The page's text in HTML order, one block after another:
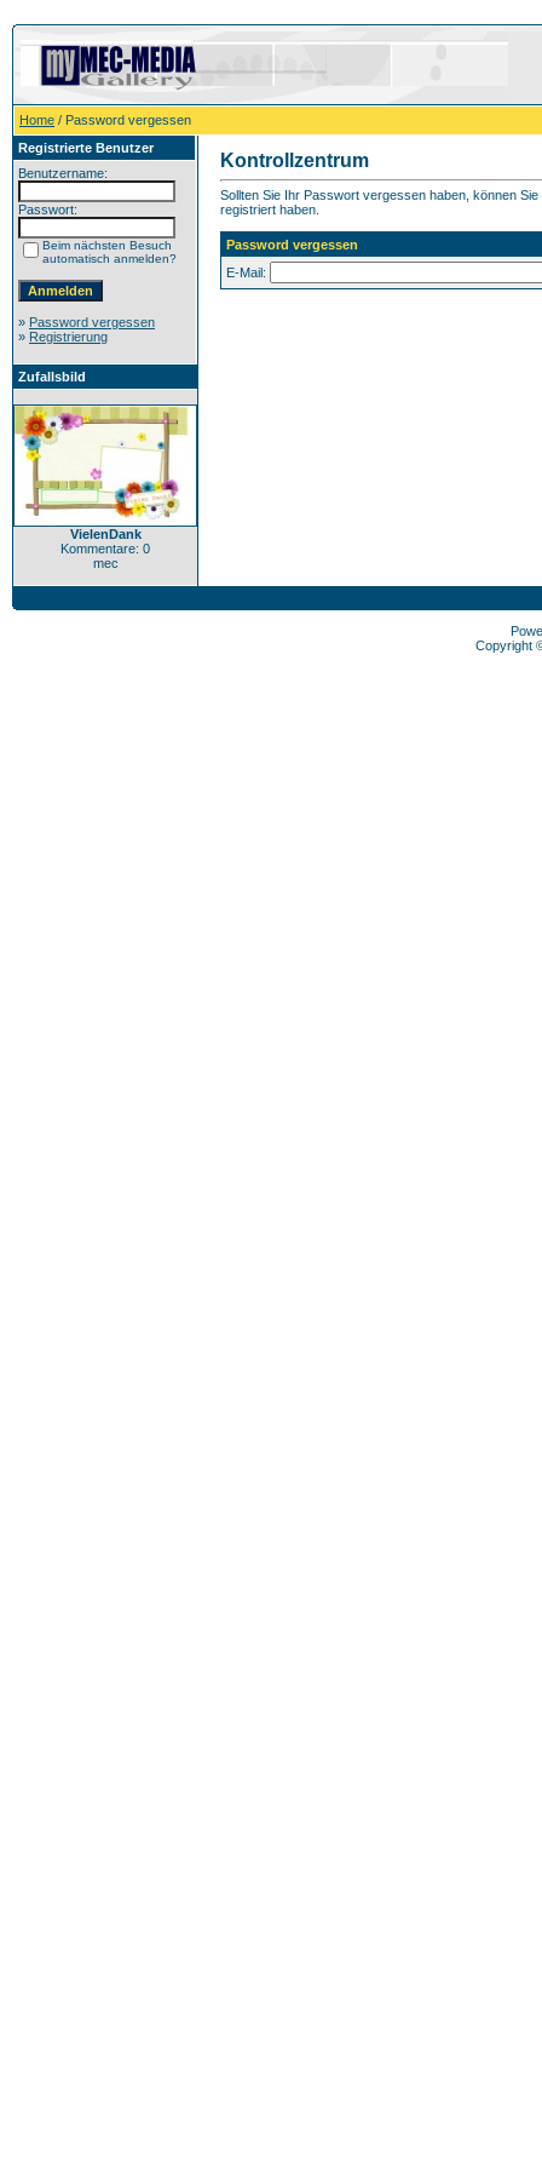
Home / Password vergessen
Registrierte Benutzer
Benutzername:
Passwort:
Beim nächsten Besuch
automatisch anmelden?
» Password vergessen
» Registrierung
Zufallsbild
VielenDank
Kommentare: 0
mec
Kontrollzentrum
Sollten Sie Ihr Passwort vergessen haben, können
registriert haben.
Password vergessen
E-Mail:
Copyright